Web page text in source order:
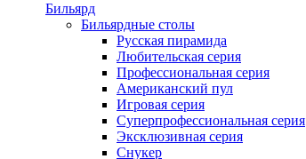
Бильярд
Бильярдные столы
Русская пирамида
Любительская серия
Профессиональная серия
Американский пул
Игровая серия
Суперпрофессиональная серия
Эксклюзивная серия
Снукер